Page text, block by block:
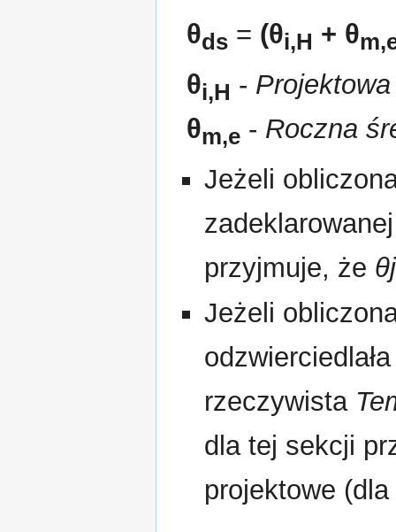
θds = (θi,H + θ
θi,H -
θm,e - Roczna
Jeżeli
przyjmuje, że
Jeżeli
rzeczywista
dla tej sekcji
projektowe